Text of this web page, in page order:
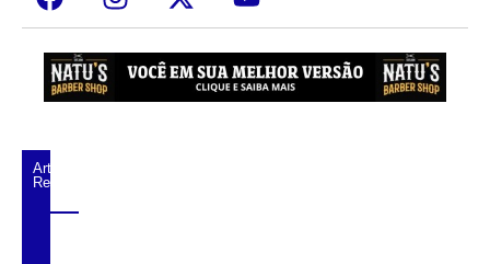
Artigos
Relacionados